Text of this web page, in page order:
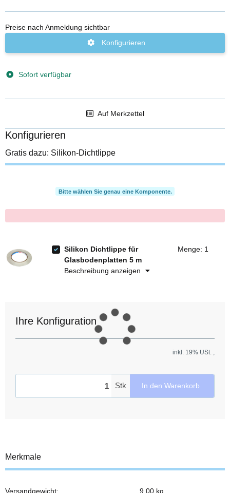
Preise nach Anmeldung sichtbar
Konfigurieren
Sofort verfügbar
Auf Merkzettel
Konfigurieren
Gratis dazu: Silikon-Dichtlippe
Bitte wählen Sie genau eine Komponente.
Silikon Dichtlippe für
Glasbodenplatten 5 m
Beschreibung anzeigen
Menge: 1
Ihre Konfiguration
inkl. 19% USt. ,
Stk In den Warenkorb
Merkmale
Versandgewicht:
9,00 kg